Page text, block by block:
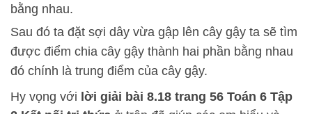
bằng nhau.
Sau đó ta đặt sợi dây vừa gập lên cây gậy ta sẽ tìm
được điểm chia cây gậy thành hai phần bằng nhau
đó chính là trung điểm của cây gậy.
Hy vọng với lời giải bài 8.18 trang 56 Toán 6 Tập